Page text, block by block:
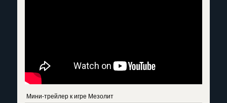
Мини-трейлер к игре Мезолит